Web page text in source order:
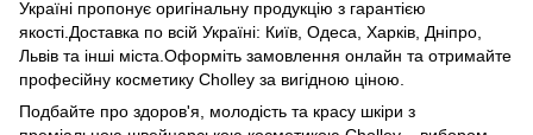
Україні пропонує оригінальну продукцію з гарантією
якості.Доставка по всій Україні: Київ, Одеса, Харків, Дніпро,
Львів та інші міста.Оформіть замовлення онлайн та отримайте
професійну косметику Cholley за вигідною ціною.
Подбайте про здоров'я, молодість та красу шкіри з